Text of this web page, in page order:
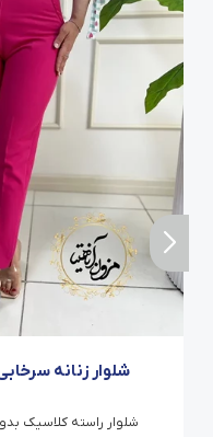
شلوار زنانه